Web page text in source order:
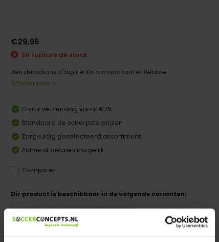
€29,95
En rupture de stock:
Jeu de bâtons d'agilité 10x cm innovant et flexible...
Afficher plus
Gratis verzending vanaf €75
Standaard de scherpste prijzen
Zorgvuldig geselecteerd assortiment
Achteraf betalen mogelijk
Comparer
Dir product is beschikbaar in de volgende varianten:
Heeft u een vraag over dit product ?